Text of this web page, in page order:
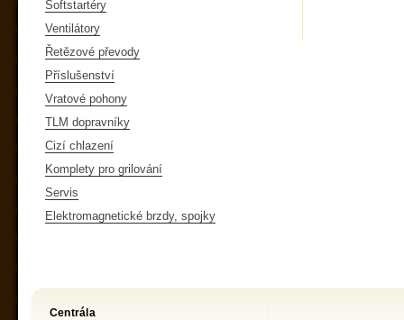
Softstartéry
Ventilátory
Řetězové převody
Příslušenství
Vratové pohony
TLM dopravníky
Cizí chlazení
Komplety pro grilování
Servis
Elektromagnetické brzdy, spojky
Centrála